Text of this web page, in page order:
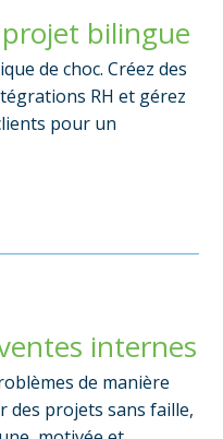
bilingue
de choc. Créez des
RH et gérez
pour un
internes
de manière
des projets sans faille,